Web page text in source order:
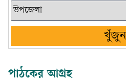
খুঁজুন
পাঠকের আগ্রহ